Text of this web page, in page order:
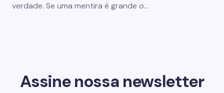
verdade. Se uma mentira é grande o…
Assine nossa newsletter